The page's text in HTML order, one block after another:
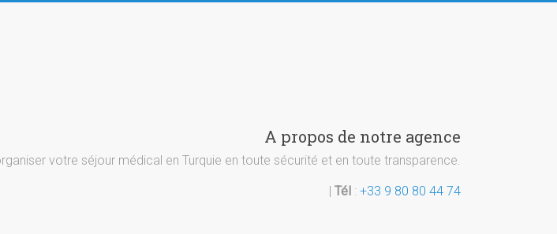
A propos de notre agence
votre séjour médical en Turquie en toute sécurité et en toute transparence.
| Tél : +33 9 80 80 44 74